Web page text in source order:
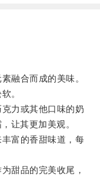
融合而成的美味。
。
力或其他口味的奶
让其更加美观。
富的香甜味道，每
甜品的完美收尾，